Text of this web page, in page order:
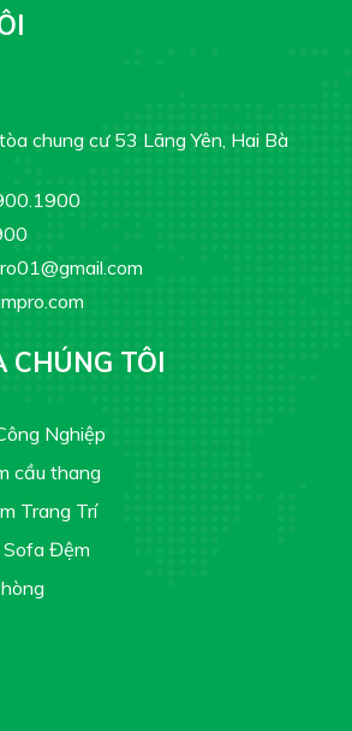
chung cư 53 Lãng Yên, Hai Bà
CHÚNG TÔI
Nghiệp
cầu thang
Trang Trí
Sofa Đệm